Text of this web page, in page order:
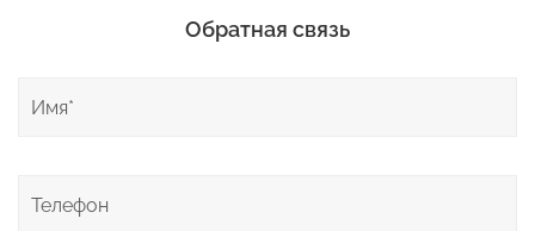
Обратная связь